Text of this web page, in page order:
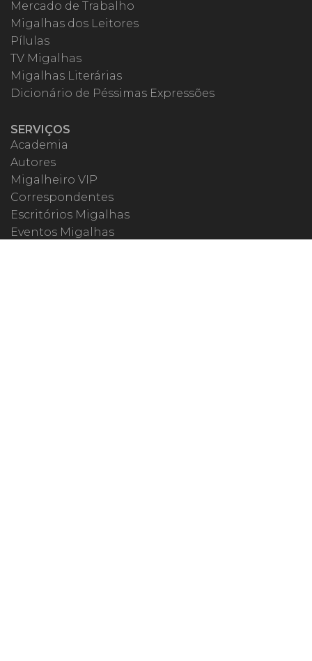
Mercado de Trabalho
Migalhas dos Leitores
Pílulas
TV Migalhas
Migalhas Literárias
Dicionário de Péssimas Expressões
SERVIÇOS
Academia
Autores
Migalheiro VIP
Correspondentes
Escritórios Migalhas
Eventos Migalhas